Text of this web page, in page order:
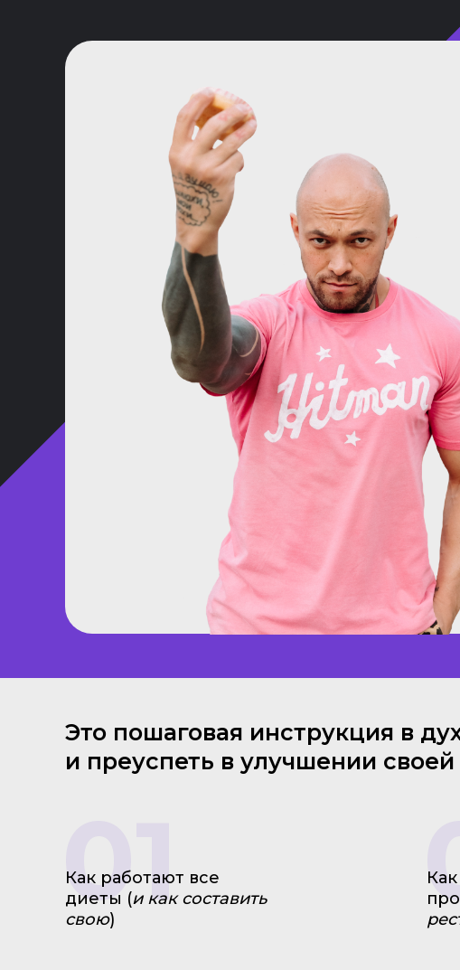
01
Это пошаговая инструкция в
и преуспеть в улучшении
Как работают все
диеты (и как составить
свою)